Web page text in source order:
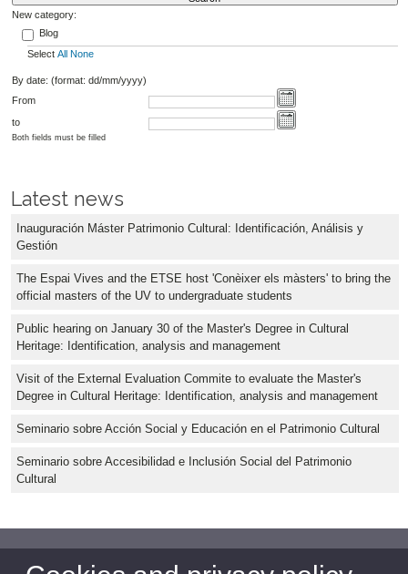
New category:
Blog
Select All None
By date: (format: dd/mm/yyyy)
From
to
Both fields must be filled
Latest news
Inauguración Máster Patrimonio Cultural: Identificación, Análisis y
Gestión
The Espai Vives and the ETSE host 'Conèixer els màsters' to bring the
official masters of the UV to undergraduate students
Public hearing on January 30 of the Master's Degree in Cultural
Heritage: Identification, analysis and management
Visit of the External Evaluation Commite to evaluate the Master's
Degree in Cultural Heritage: Identification, analysis and management
Seminario sobre Acción Social y Educación en el Patrimonio Cultural
Seminario sobre Accesibilidad e Inclusión Social del Patrimonio
Cultural